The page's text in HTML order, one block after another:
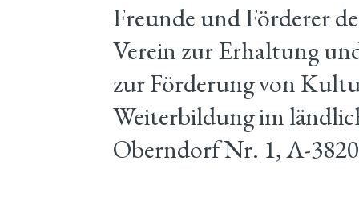
Freunde und Förderer
Verein zur Erhaltung
zur Förderung von
Weiterbildung im
Oberndorf Nr. 1, A-